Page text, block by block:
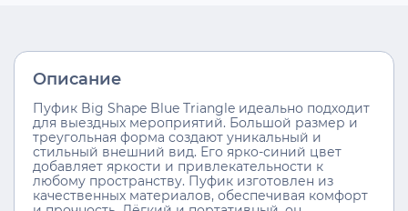
Описание
Пуфик Big Shape Blue Triangle идеально подходит
для выездных мероприятий. Большой размер и
треугольная форма создают уникальный и
стильный внешний вид. Его ярко-синий цвет
добавляет яркости и привлекательности к
любому пространству. Пуфик изготовлен из
качественных материалов, обеспечивая комфорт